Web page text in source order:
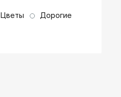
Цветы
Дорогие